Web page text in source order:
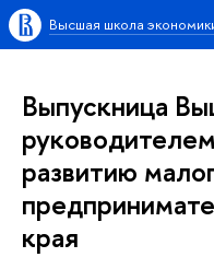
Высшая школа
Выпускница
развитию
края